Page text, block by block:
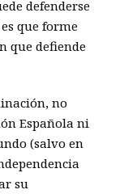
defenderse
que forme
que defiende
no
Española ni
(salvo en
su